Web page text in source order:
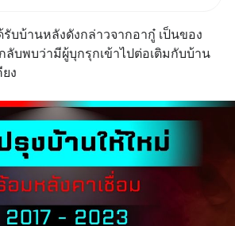
าเก๋าเล่ากลโกง” เพื่อรู้ทันมุก
อกลวงในคราบ
บบ้านหลังดังกล่าวจากอากู๋ เป็นของ
บพบว่ามีผู้บุกรุกเข้าไปต่อเติมกับบ้าน
ง